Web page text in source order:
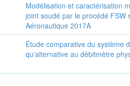
Modélisation et caractérisation
joint soudé par le procédé FSW
Aéronautique 2017A
Étude comparative du système
qu'alternative au débitmètre